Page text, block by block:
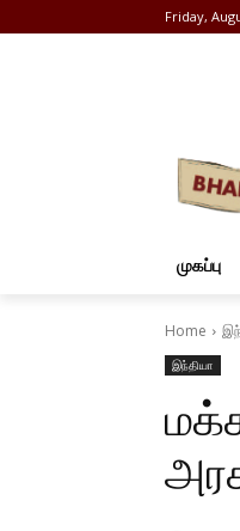
Friday,
முகப்பு
Home
இந்தியா